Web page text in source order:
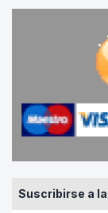
Suscribirse a